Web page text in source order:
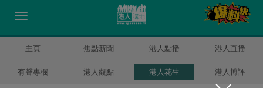
主頁 焦點新聞 港人點播 港人直播
有聲專欄 港人觀點 港人花生 港人博評